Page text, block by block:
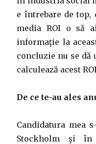
e întrebare de top,
media ROI o să
informaţie la
concluzie nu se dă
calculează acest
De ce te-au ales
Candidatura mea
Stockholm şi